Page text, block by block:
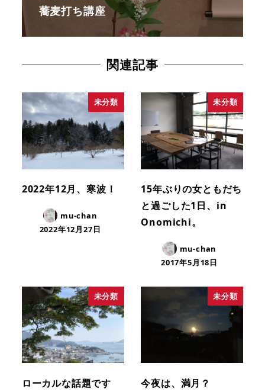
蕎麦打ち講座
関連記事
未分類
2022年12月、寒波！
mu-chan
2022年12月27日
未分類
15年ぶりの女ともだち
と過ごした1日、in
Onomichi。
mu-chan
2017年5月18日
未分類
ローカルな話題です
未分類
今夜は、満月？